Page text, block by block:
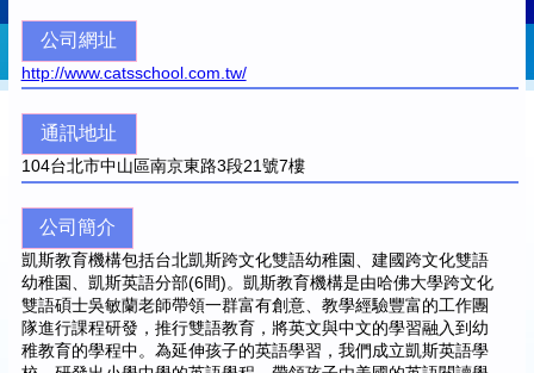
公司網址
http://www.catsschool.com.tw/
通訊地址
104台北市中山區南京東路3段21號7樓
公司簡介
凱斯教育機構包括台北凱斯跨文化雙語幼稚園、建國跨文化雙語
幼稚園、凱斯英語分部(6間)。凱斯教育機構是由哈佛大學跨文化
雙語碩士吳敏蘭老師帶領一群富有創意、教學經驗豐富的工作團
隊進行課程研發，推行雙語教育，將英文與中文的學習融入到幼
稚教育的學程中。為延伸孩子的英語學習，我們成立凱斯英語學